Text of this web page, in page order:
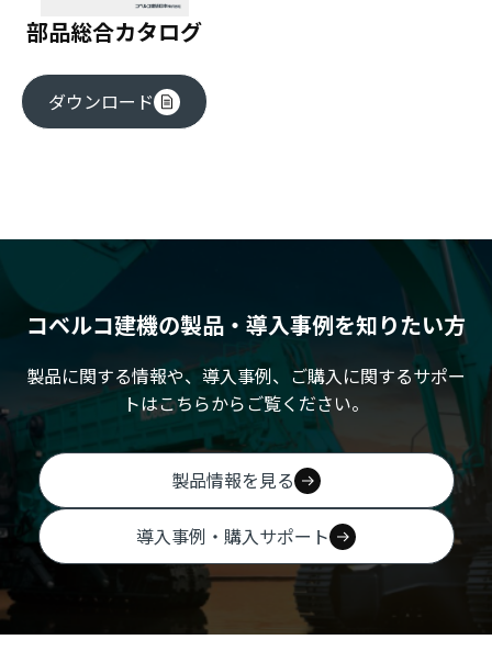
部品総合カタログ
ダウンロード
コベルコ建機の製品・導入事例を知りたい方
製品に関する情報や、導入事例、ご購入に関するサポー
トはこちらからご覧ください。
製品情報を見る
導入事例・購入サポート